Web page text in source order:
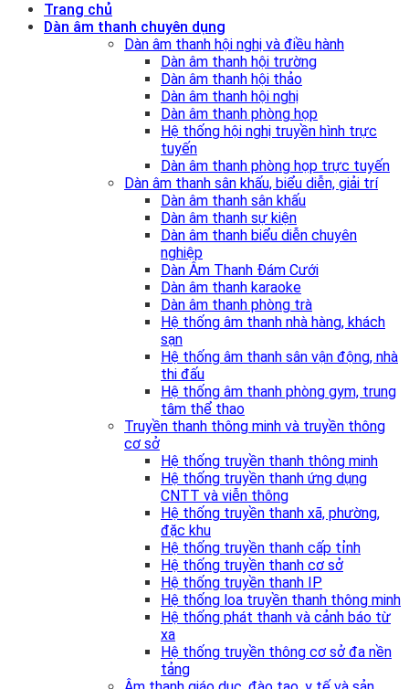
Trang chủ
Dàn âm thanh chuyên dụng
Dàn âm thanh hội nghị và điều hành
Dàn âm thanh hội trường
Dàn âm thanh hội thảo
Dàn âm thanh hội nghị
Dàn âm thanh phòng họp
Hệ thống hội nghị truyền hình trực
tuyến
Dàn âm thanh phòng họp trực tuyến
Dàn âm thanh sân khấu, biểu diễn, giải trí
Dàn âm thanh sân khấu
Dàn âm thanh sự kiện
Dàn âm thanh biểu diễn chuyên
nghiệp
Dàn Âm Thanh Đám Cưới
Dàn âm thanh karaoke
Dàn âm thanh phòng trà
Hệ thống âm thanh nhà hàng, khách
sạn
Hệ thống âm thanh sân vận động, nhà
thi đấu
Hệ thống âm thanh phòng gym, trung
tâm thể thao
Truyền thanh thông minh và truyền thông
cơ sở
Hệ thống truyền thanh thông minh
Hệ thống truyền thanh ứng dụng
CNTT và viễn thông
Hệ thống truyền thanh xã, phường,
đặc khu
Hệ thống truyền thanh cấp tỉnh
Hệ thống truyền thanh cơ sở
Hệ thống truyền thanh IP
Hệ thống loa truyền thanh thông minh
Hệ thống phát thanh và cảnh báo từ
xa
Hệ thống truyền thông cơ sở đa nền
tảng